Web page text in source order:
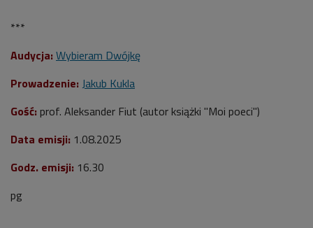
***
Audycja: Wybieram Dwójkę
Prowadzenie: Jakub Kukla
Gość: prof. Aleksander Fiut (autor książki "Moi poeci")
Data emisji: 1.08.2025
Godz. emisji: 16.30
pg